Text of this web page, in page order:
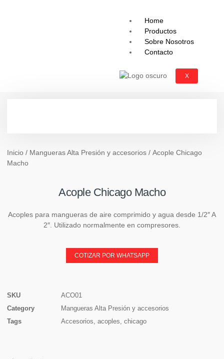
Home
Productos
Sobre Nosotros
Contacto
X
Inicio / Mangueras Alta Presión y accesorios / Acople Chicago
Macho
Acople Chicago Macho
Acoples para mangueras de aire comprimido y agua desde 1/2″ A
2″. Utilizado normalmente en compresores.
COTIZAR POR WHATSAPP
SKU
ACO01
Category
Mangueras Alta Presión y accesorios
Tags
Accesorios acoples chicago